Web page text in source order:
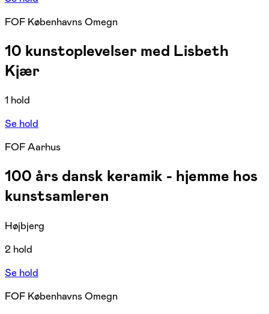
FOF Københavns Omegn
10 kunstoplevelser med Lisbeth
Kjær
1 hold
Se hold
FOF Aarhus
100 års dansk keramik - hjemme hos
kunstsamleren
Højbjerg
2 hold
Se hold
FOF Københavns Omegn